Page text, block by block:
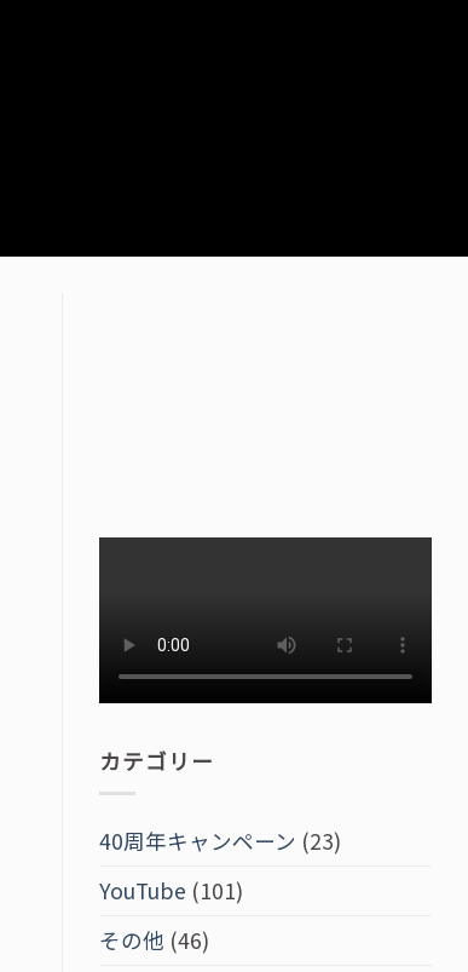
カテゴリー
40周年キャンペーン (23)
YouTube (101)
その他 (46)